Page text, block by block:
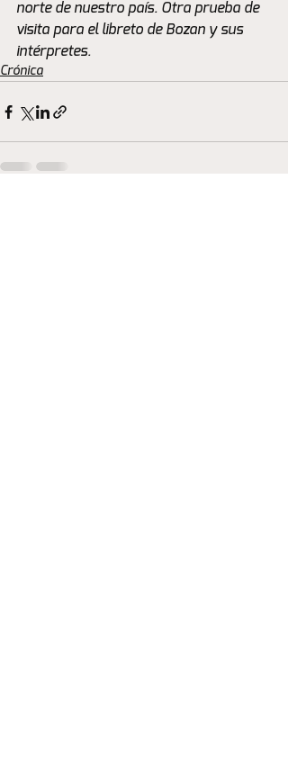
norte de nuestro país. Otra prueba de
visita para el libreto de Bozan y sus
intérpretes.
Crónica